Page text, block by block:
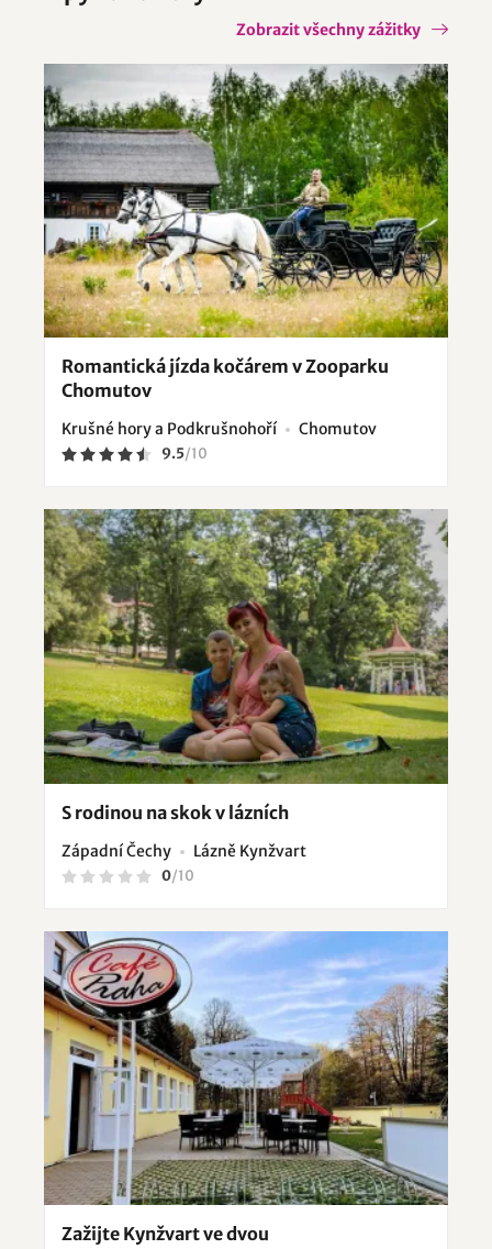
Zobrazit všechny zážitky
Romantická jízda kočárem v Zooparku
Chomutov
Krušné hory a Podkrušnohoří Chomutov
9.5/10
S rodinou na skok v lázních
Západní Čechy Lázně Kynžvart
0/10
Zažijte Kynžvart ve dvou